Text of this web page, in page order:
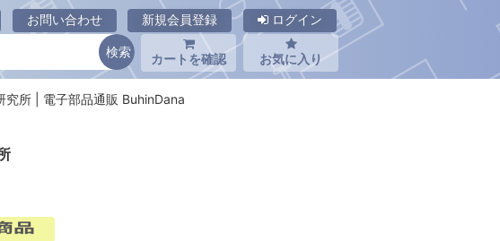
お問い合わせ 新規会員登録 ログイン
カートを確認 お気に入り
所 | 電子部品通販 BuhinDana